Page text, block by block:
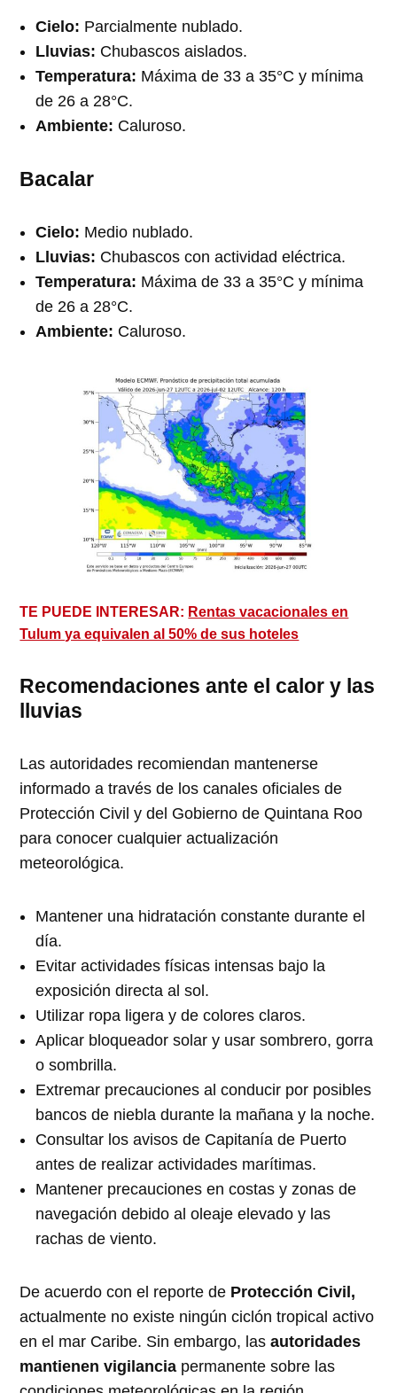
Cielo: Parcialmente nublado.
Lluvias: Chubascos aislados.
Temperatura: Máxima de 33 a 35°C y mínima
de 26 a 28°C.
Ambiente: Caluroso.
Bacalar
Cielo: Medio nublado.
Lluvias: Chubascos con actividad eléctrica.
Temperatura: Máxima de 33 a 35°C y mínima
de 26 a 28°C.
Ambiente: Caluroso.
TE PUEDE INTERESAR: Rentas vacacionales en
Tulum ya equivalen al 50% de sus hoteles
Recomendaciones ante el calor y las
lluvias
Las autoridades recomiendan mantenerse
informado a través de los canales oficiales de
Protección Civil y del Gobierno de Quintana Roo
para conocer cualquier actualización
meteorológica.
Mantener una hidratación constante durante el
día.
Evitar actividades físicas intensas bajo la
exposición directa al sol.
Utilizar ropa ligera y de colores claros.
Aplicar bloqueador solar y usar sombrero, gorra
o sombrilla.
Extremar precauciones al conducir por posibles
bancos de niebla durante la mañana y la noche.
Consultar los avisos de Capitanía de Puerto
antes de realizar actividades marítimas.
Mantener precauciones en costas y zonas de
navegación debido al oleaje elevado y las
rachas de viento.
De acuerdo con el reporte de Protección Civil,
actualmente no existe ningún ciclón tropical activo
en el mar Caribe. Sin embargo, lasautoridades
mantienen vigilancia permanente sobre las